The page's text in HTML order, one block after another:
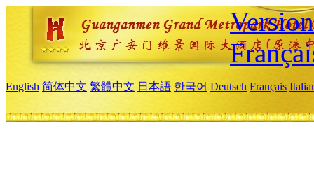
English 简体中文 繁體中文 日本語 한국어 Deutsch Français